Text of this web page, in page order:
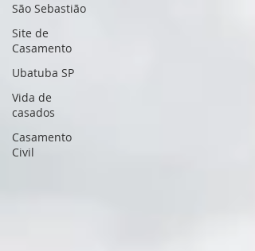
São Sebastião
Site de
Casamento
Ubatuba SP
Vida de
casados
Casamento
Civil